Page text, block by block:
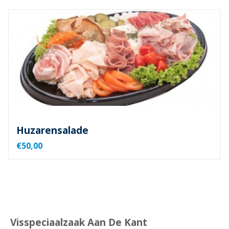
Huzarensalade
€50,00
Visspeciaalzaak Aan De Kant